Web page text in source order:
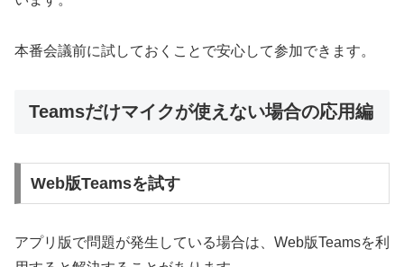
本番会議前に試しておくことで安心して参加できます。
Teamsだけマイクが使えない場合の応用編
Web版Teamsを試す
アプリ版で問題が発生している場合は、Web版Teamsを利